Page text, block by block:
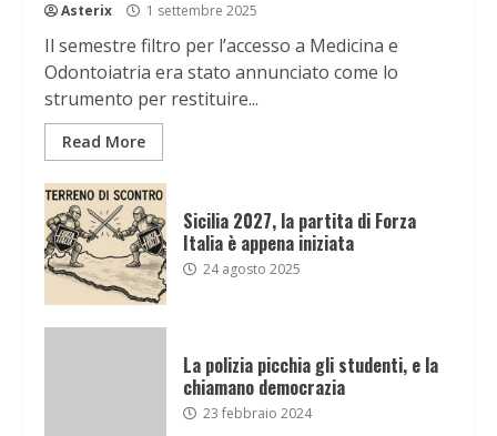
Asterix 1 settembre 2025
Il semestre filtro per l’accesso a Medicina e
Odontoiatria era stato annunciato come lo
strumento per restituire...
Read More
Sicilia 2027, la partita di Forza
Italia è appena iniziata
24 agosto 2025
La polizia picchia gli studenti, e la
chiamano democrazia
23 febbraio 2024